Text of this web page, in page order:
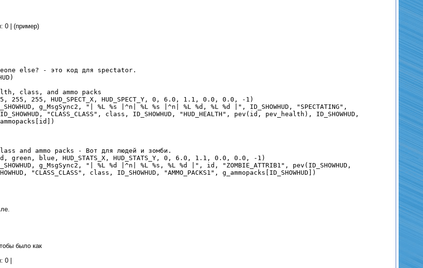
0 | (пример)
else? - это код для spectator.
class, and ammo packs
, 255 , 255 , HUD_SPECT_X, HUD_SPECT_Y, 0 , 6.0 , 1.1 , 0.0 , 0.0 , - 1 )
g_MsgSync2,
"| %L %s |^n| %L %s |^n| %L %d, %L %d |" , ID_SHOWHUD, "SPECTATING" ,
"CLASS_CLASS" , class , ID_SHOWHUD, "HUD_HEALTH" , pev(id, pev_health), ID_SHOWHUD,
and ammo packs - Вот для людей и зомби.
green, blue, HUD_STATS_X, HUD_STATS_Y, 0 , 6.0 , 1.1 , 0.0 , 0.0 , - 1 )
g_MsgSync2,
"| %L %d |^n| %L %s, %L %d |" , id, "ZOMBIE_ATTRIB1" , pev(ID_SHOWHUD,
"CLASS_CLASS" , class , ID_SHOWHUD, "AMMO_PACKS1" , g_ammopacks[ID_SHOWHUD])
было как
0 |